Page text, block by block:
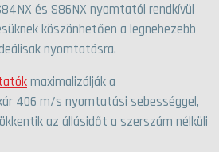
és S86NX nyomtatói rendkívül
köszönhetően a legnehezebb
nyomtatásra.
maximalizálják a
406 m/s nyomtatási sebességgel,
az állásidőt a szerszám nélküli